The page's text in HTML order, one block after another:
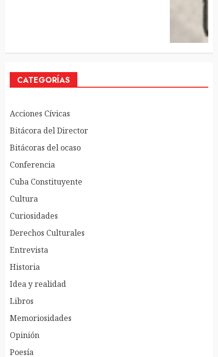
CATEGORÍAS
Acciones Cívicas
Bitácora del Director
Bitácoras del ocaso
Conferencia
Cuba Constituyente
Cultura
Curiosidades
Derechos Culturales
Entrevista
Historia
Idea y realidad
Libros
Memoriosidades
Opinión
Poesía